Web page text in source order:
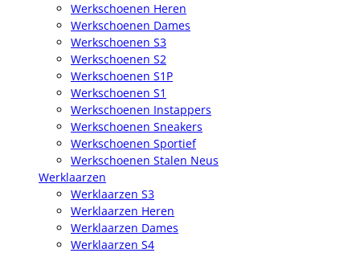
Werkschoenen Heren
Werkschoenen Dames
Werkschoenen S3
Werkschoenen S2
Werkschoenen S1P
Werkschoenen S1
Werkschoenen Instappers
Werkschoenen Sneakers
Werkschoenen Sportief
Werkschoenen Stalen Neus
Werklaarzen
Werklaarzen S3
Werklaarzen Heren
Werklaarzen Dames
Werklaarzen S4